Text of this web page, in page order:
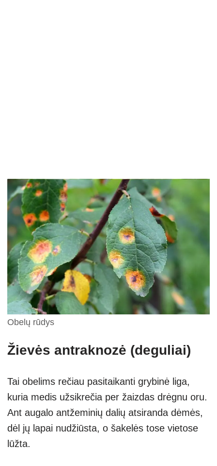
Obelų rūdys
Žievės antraknozė (deguliai)
Tai obelims rečiau pasitaikanti grybinė liga,
kuria medis užsikrečia per žaizdas drėgnu oru.
Ant augalo antžeminių dalių atsiranda dėmės,
dėl jų lapai nudžiūsta, o šakelės tose vietose
lūžta.